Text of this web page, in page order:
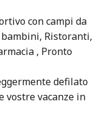
con campi da
Ristoranti,
, Pronto
defilato
vostre vacanze in